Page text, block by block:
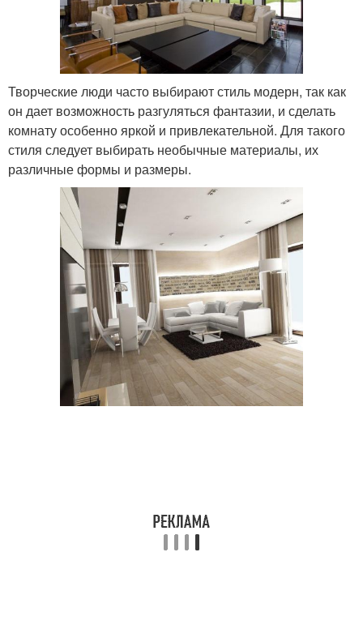
Творческие люди часто выбирают стиль модерн, так как
он дает возможность разгуляться фантазии, и сделать
комнату особенно яркой и привлекательной. Для такого
стиля следует выбирать необычные материалы, их
различные формы и размеры.